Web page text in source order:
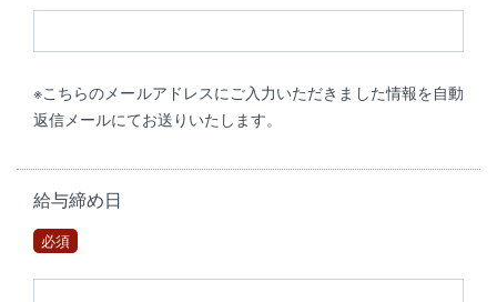
※こちらのメールアドレスにご入力いただきました情報を自動
返信メールにてお送りいたします。
給与締め日
必須